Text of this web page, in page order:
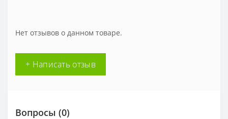
Нет отзывов о данном товаре.
+ Написать отзыв
Вопросы (0)